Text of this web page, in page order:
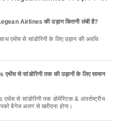
Airlines की उड़ान कितनी लंबी है?
से सांडोरिनी तक की उड़ानों के लिए सामान
बैगेज अलग से खरीदना होगा।